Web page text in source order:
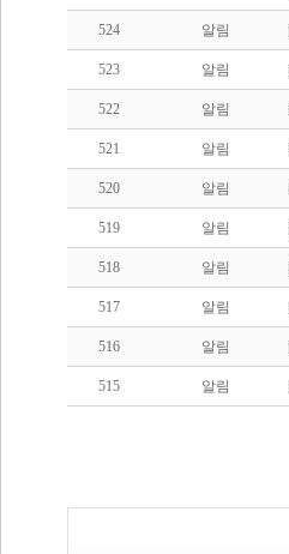
524 알림
523 알림
522 알림
521 알림
520 알림
519 알림
518 알림
517 알림
516 알림
515 알림